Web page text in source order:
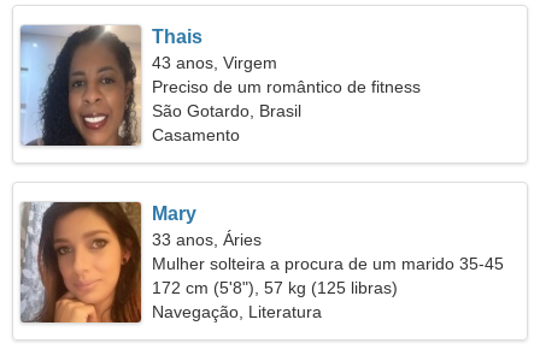
Thais
43 anos, Virgem
Preciso de um romântico de fitness
São Gotardo, Brasil
Casamento
Mary
33 anos, Áries
Mulher solteira a procura de um marido 35-45
172 cm (5'8"), 57 kg (125 libras)
Navegação, Literatura